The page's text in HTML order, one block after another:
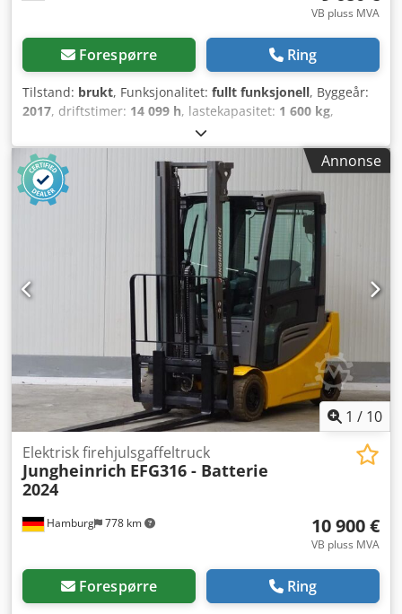
VB pluss MVA
Forespørre Ring
Tilstand: brukt, Funksjonalitet: fullt funksjonell, Byggeår:
2017, driftstimer: 14 099 h, lastekapasitet: 1 600 kg,
, fri løftehøyde:
drivstofftype:elektrisk, mastetype:dupleks, byggehøyde:
2 320 mm
, gaffelbærerbredde:1 000 mm
, gaffellengde:
1 500 mm
3 416 kg , total lengde: 2 150 mm
drivtype:
, konstruksjonsbredde:1 070 mm
Elektrisk 4-hjuls truck Lastsenter: 500 mm Gaffelbredde:
100 mm Gaffeltykkelse: 40 mm ISO-klasse: ISO klasse 2 =
1.000 - 2.500 kg Masttype: Duplex Tilstand: Klar til bruk og
fullt funksjonell Teknisk tilstand: Svært god Forhjulstype:
Superelastisk Crsdpfx Aju Dy Uzofqjf Forhjul størrelse:
18x7-8 Bakhjulstype: Superelastisk Bakhjul størrelse: 16x6-
8 Batteri volt: 48V Batteri Ah: 750Ah Batteri årgang: 2022
Sideskift, Varmeapparat, Full kabin, Full friløft,
Annonse
1 / 10
Hamburg 778 km
Elektrisk firehjulsgaffeltruck
Jungheinrich EFG316 - Batterie
2024
10 900 €
VB pluss MVA
Forespørre Ring